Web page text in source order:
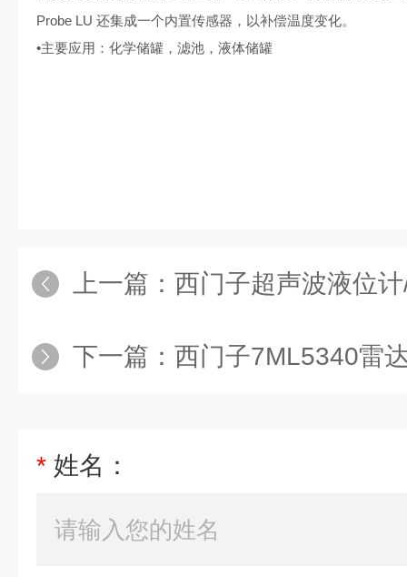
Probe LU 还集成一个内置传感器，以补偿温度变化。
•主要应用：化学储罐，滤池，液体储罐
上一篇： 西门子超声波液位
下一篇： 西门子7ML5340雷
* 姓名：